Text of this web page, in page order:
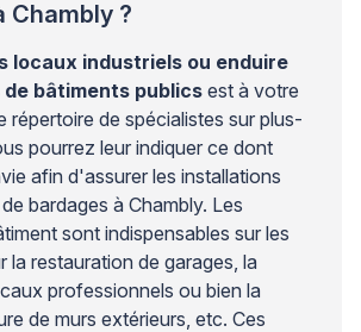
Chambly ?
locaux industriels ou enduire
bâtiments publics est à votre
répertoire de spécialistes sur plus-
pourrez leur indiquer ce dont
afin d'assurer les installations
bardages à Chambly. Les
sont indispensables sur les
la restauration de garages, la
professionnels ou bien la
de murs extérieurs, etc. Ces